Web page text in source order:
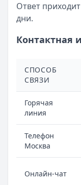
Ответ
дни.
Контактная
СПОСОБ
СВЯЗИ
Горячая
линия
Телефон
Москва
Онлайн-чат